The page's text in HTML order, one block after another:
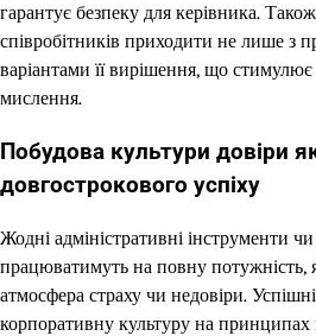
гарантує безпеку для керівника.
співробітників приходити не лише з
варіантами її вирішення, що стимулює
мислення.
Побудова культури довіри
довгострокового успіху
Жодні адміністративні інструменти
працюватимуть на повну потужність,
атмосфера страху чи недовіри.
корпоративну культуру на принципах